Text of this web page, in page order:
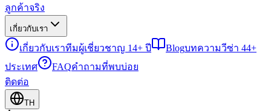
ลูกค้าจริง
เกี่ยวกับเรา
เกี่ยวกับเราทีมผู้เชี่ยวชาญ 14+ ปี Blogบทความวีซ่า 44+
ประเทศ
FAQคำถามที่พบบ่อย
ติดต่อ
TH